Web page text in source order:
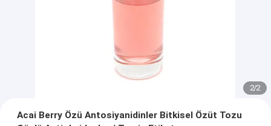
2/2
Acai Berry Özü Antosiyanidinler Bitkisel Özüt Tozu